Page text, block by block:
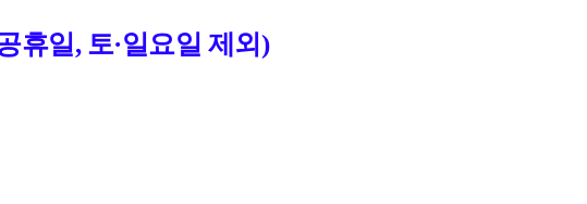
휴일, 토·일요일 제외)